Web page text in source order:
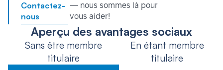
Contactez-
nous
— nous sommes là pour
vous aider!
Aperçu des avantages sociaux
Sans être membre
titulaire
En étant membre
titulaire